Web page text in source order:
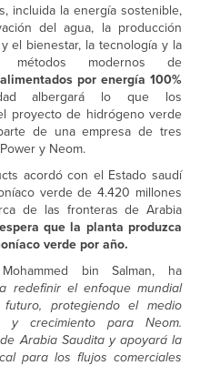
incluida la energía sostenible,
del agua, la producción
el bienestar, la tecnología y la
modernos de
por energía 100%
albergará lo que los
proyecto de hidrógeno verde
de una empresa de tres
y Neom.
acordó con el Estado saudí
verde de 4.420 millones
de las fronteras de Arabia
que la planta produzca
verde por año.
bin Salman, ha
redefinir el enfoque mundial
protegiendo el medio
y crecimiento para Neom.
Arabia Saudita y apoyará la
para los flujos comerciales